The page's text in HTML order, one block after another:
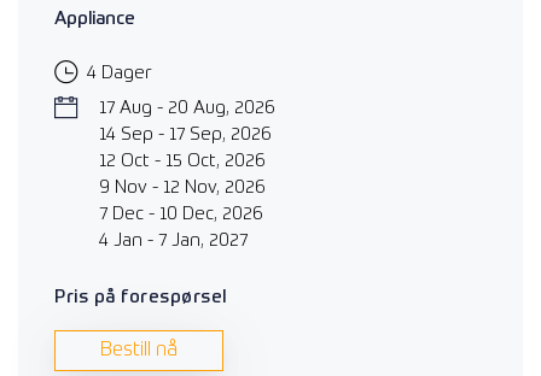
Appliance
4 Dager
17 Aug - 20 Aug, 2026
14 Sep - 17 Sep, 2026
12 Oct - 15 Oct, 2026
9 Nov - 12 Nov, 2026
7 Dec - 10 Dec, 2026
4 Jan - 7 Jan, 2027
Pris på forespørsel
Bestill nå